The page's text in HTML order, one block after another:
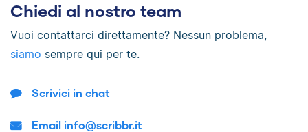
Chiedi al nostro team
Vuoi contattarci direttamente? Nessun problema,
siamo sempre qui per te.
Scrivici in chat
Email info@scribbr.it